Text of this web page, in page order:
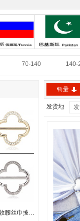
俄罗斯 巴基斯坦
70-140 140-
四叶草衣角打结扣 下摆收腰丝巾披肩扣
销量
发货地